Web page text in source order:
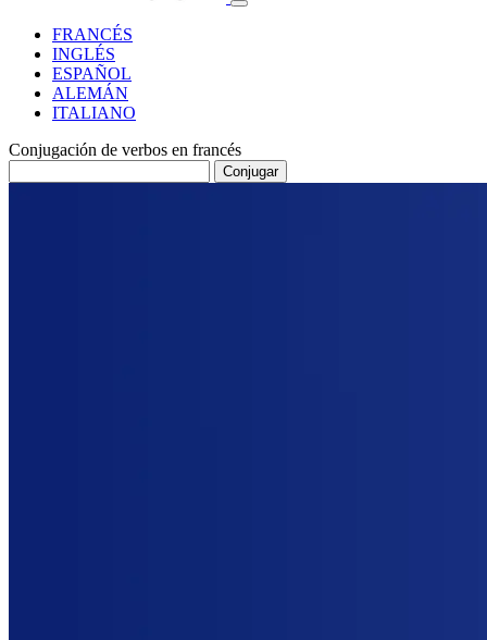
FRANCÉS
INGLÉS
ESPAÑOL
ALEMÁN
ITALIANO
Conjugación de verbos en francés